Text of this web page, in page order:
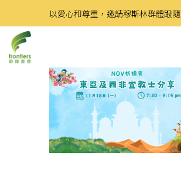
to
content
以愛心和尊重，邀請穆斯林群體跟